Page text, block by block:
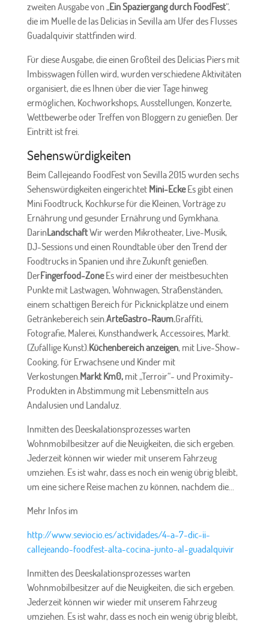
zweiten Ausgabe von „Ein Spaziergang durch FoodFest“,
die im Muelle de las Delicias in Sevilla am Ufer des Flusses
Guadalquivir stattfinden wird.
Für diese Ausgabe, die einen Großteil des Delicias Piers mit
Imbisswagen füllen wird, wurden verschiedene Aktivitäten
organisiert, die es Ihnen über die vier Tage hinweg
ermöglichen, Kochworkshops, Ausstellungen, Konzerte,
Wettbewerbe oder Treffen von Bloggern zu genießen. Der
Eintritt ist frei.
Sehenswürdigkeiten
Beim Callejeando FoodFest von Sevilla 2015 wurden sechs
Sehenswürdigkeiten eingerichtet Mini-EckeEs gibt einen
Mini Foodtruck, Kochkurse für die Kleinen, Vorträge zu
Ernährung und gesunder Ernährung und Gymkhana.
DarinLandschaftWir werden Mikrotheater, Live-Musik,
DJ-Sessions und einen Roundtable über den Trend der
Foodtrucks in Spanien und ihre Zukunft genießen.
DerFingerfood-ZoneEs wird einer der meistbesuchten
Punkte mit Lastwagen, Wohnwagen, Straßenständen,
einem schattigen Bereich für Picknickplätze und einem
Getränkebereich sein.ArteGastro-Raum.Graffiti,
Fotografie, Malerei, Kunsthandwerk, Accessoires, Markt.
(Zufällige Kunst).Küchenbereich anzeigen, mit Live-Show-
Cooking, für Erwachsene und Kinder mit
Verkostungen.Markt Km0, mit „Terroir“- und Proximity-
Produkten in Abstimmung mit Lebensmitteln aus
Andalusien und Landaluz.
Inmitten des Deeskalationsprozesses warten
Wohnmobilbesitzer auf die Neuigkeiten, die sich ergeben.
Jederzeit können wir wieder mit unserem Fahrzeug
umziehen. Es ist wahr, dass es noch ein wenig übrig bleibt,
um eine sichere Reise machen zu können, nachdem die...
Mehr Infos im
http://www.seviocio.es/actividades/4-a-7-dic-ii-
callejeando-foodfest-alta-cocina-junto-al-guadalquivir
Inmitten des Deeskalationsprozesses warten
Wohnmobilbesitzer auf die Neuigkeiten, die sich ergeben.
Jederzeit können wir wieder mit unserem Fahrzeug
umziehen. Es ist wahr, dass es noch ein wenig übrig bleibt,